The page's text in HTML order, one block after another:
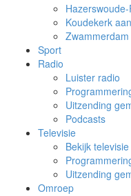
Koudekerk
Zwammerdam
Sport
Radio
Luister radio
Uitzending
Podcasts
Televisie
Bekijk televisie
Uitzending
Omroep